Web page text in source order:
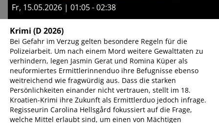
Fr, 15.05.2026 | 01:05 - 02:38
Krimi (D 2026)
Bei Gefahr im Verzug gelten besondere Regeln für die
Polizeiarbeit. Um nach einem Mord weitere Gewalttaten zu
verhindern, legen Jasmin Gerat und Romina Küper als
neuformiertes Ermittlerinnenduo ihre Befugnisse ebenso
weitreichend wie fragwürdig aus. Dass die starken
Persönlichkeiten einander nicht vertrauen, stellt im 18.
Kroatien-Krimi ihre Zukunft als Ermittlerduo jedoch infrage.
Regisseurin Carolina Hellsgård fokussiert auf die Frage,
welche Mittel erlaubt sind, um einen von Mächtigen